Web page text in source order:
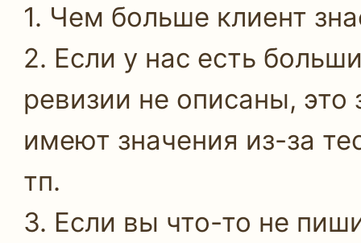
1. Чем больше клиент
2. Если у нас есть
ревизии не описаны, это
имеют значения из-за
тп.
3. Если вы что-то не